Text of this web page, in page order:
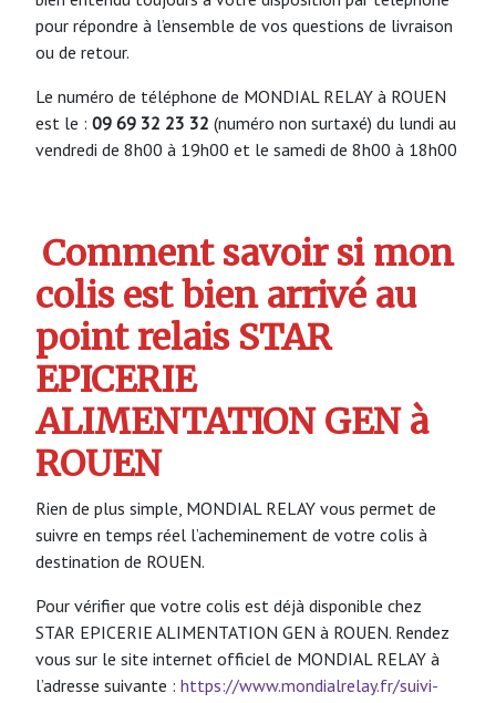
pour répondre à l’ensemble de vos questions de livraison
ou de retour.
Le numéro de téléphone de MONDIAL RELAY à ROUEN
est le : 09 69 32 23 32 (numéro non surtaxé) du lundi au
vendredi de 8h00 à 19h00 et le samedi de 8h00 à 18h00
Comment savoir si mon
colis est bien arrivé au
point relais STAR
EPICERIE
ALIMENTATION GEN à
ROUEN
Rien de plus simple, MONDIAL RELAY vous permet de
suivre en temps réel l’acheminement de votre colis à
destination de ROUEN.
Pour vérifier que votre colis est déjà disponible chez
STAR EPICERIE ALIMENTATION GEN à ROUEN. Rendez
vous sur le site internet officiel de MONDIAL RELAY à
l’adresse suivante : https://www.mondialrelay.fr/suivi-